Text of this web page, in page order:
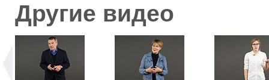
Другие видео